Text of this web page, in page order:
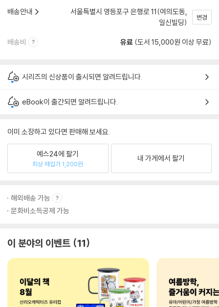
배송안내
서울특별시 영등포구 은행로 11(여의도동,
일신빌딩)
변경
배송비 유료 (도서 15,000원 이상 무료)
시리즈의 신상품이 출시되면 알려드립니다.
eBook이 출간되면 알려드립니다.
이미 소장하고 있다면 판매해 보세요.
예스24에 팔기
최상 매입가 1,200원
내 가게에서 팔기
해외배송 가능
문화비소득공제 가능
이 분야의 이벤트 11